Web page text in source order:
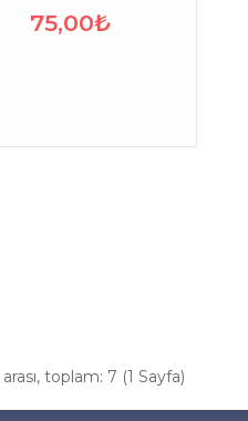
75,00₺
toplam: 7 (1 Sayfa)